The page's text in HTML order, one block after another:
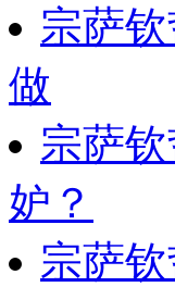
宗萨
做
宗萨
妒？
宗萨